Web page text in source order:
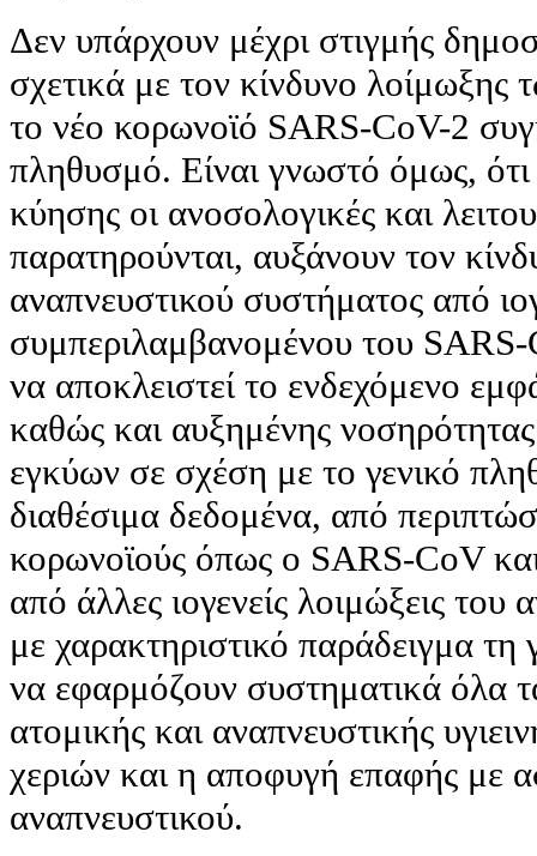
Δεν υπάρχουν μέχρι στιγμής
σχετικά με τον κίνδυνο
το νέο κορωνοϊό SARS-CoV-2
πληθυσμό. Είναι γνωστό όμως, ότι
κύησης οι ανοσολογικές και
παρατηρούνται, αυξάνουν τον
αναπνευστικού συστήματος από
συμπεριλαμβανομένου του
να αποκλειστεί το ενδεχόμενο
καθώς και αυξημένης
εγκύων σε σχέση με το γενικό
διαθέσιμα δεδομένα, από
κορωνοϊούς όπως ο SARS-CoV
από άλλες ιογενείς λοιμώξεις
με χαρακτηριστικό παράδειγμα τη
να εφαρμόζουν συστηματικά όλα
ατομικής και αναπνευστικής
χεριών και η αποφυγή επαφής με
αναπνευστικού.